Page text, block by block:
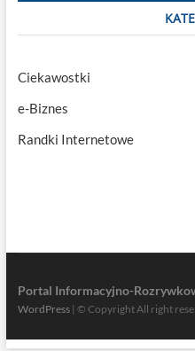
Ciekawostki
e-Biznes
Randki Internetowe
Portal Informacyjno-
WordPress| © Copyright All right